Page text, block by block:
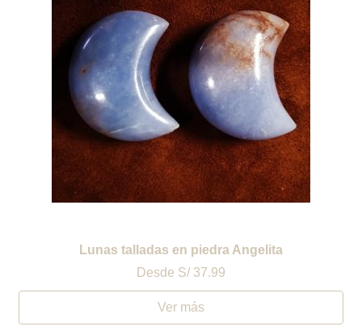
Lunas talladas en piedra Angelita
Desde S/ 37.99
Ver más